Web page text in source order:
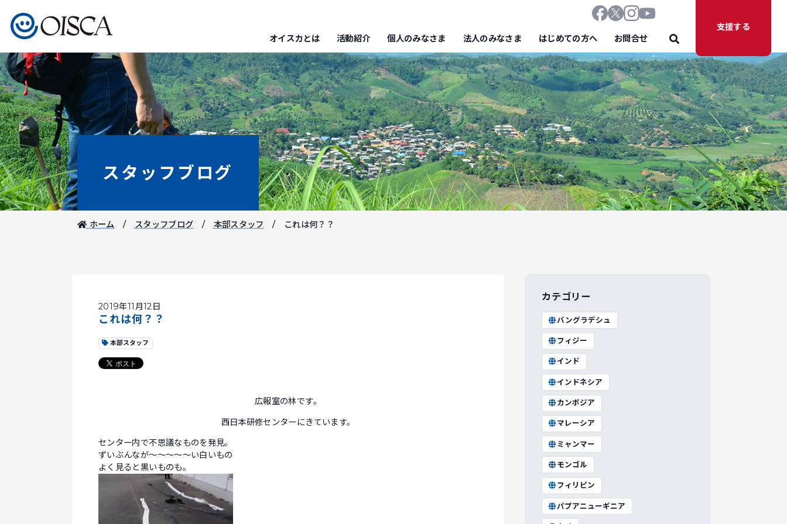
オイスカとは 活動紹介 個人のみなさま 法人のみなさま はじめての方へ お問合せ
支援する
スタッフブログ
ホーム スタッフブログ 本部スタッフ これは何？？
2019年11月12日
これは何？？
本部スタッフ
広報室の林です。
西日本研修センターにきています。
センター内で不思議なものを発見。
ずいぶんなが～～～～～い白いもの
よく見ると黒いものも。
カテゴリー
バングラデシュ
フィジー
インド
インドネシア
カンボジア
マレーシア
ミャンマー
モンゴル
フィリピン
パプアニューギニア